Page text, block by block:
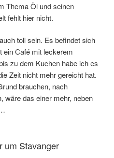
Thema Öl und seinen
fehlt hier nicht.
toll sein. Es befindet sich
ein Café mit leckerem
zu dem Kuchen habe ich es
Zeit nicht mehr gereicht hat.
brauchen, nach
wäre das einer mehr, neben
um Stavanger